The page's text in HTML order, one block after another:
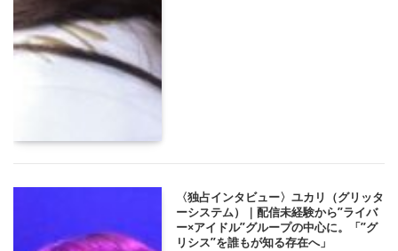
〈独占インタビュー〉ユカリ（グリッタ
ーシステム）｜配信未経験から”ライバ
ー×アイドル”グループの中心に。「”グ
リシス”を誰もが知る存在へ」